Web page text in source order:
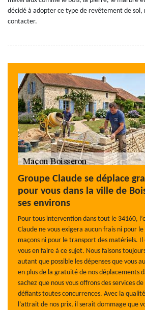
décidé à adopter ce type de revêtement de sol,
contacter.
Groupe Claude se déplace
pour vous dans la ville de
ses environs
Pour tous intervention dans tout le 34160,
Claude ne vous exigera aucun frais ni pour
maçons ni pour le transport des matériels.
vous en faire à ce sujet. Nous faisons
autant que possible les dépenses que vous
en plus de la gratuité de nos déplacements
sachez que nous vous offrons des services
défiants toutes concurrences. Avec la
l’attrait de nos prix, il serait dommage que